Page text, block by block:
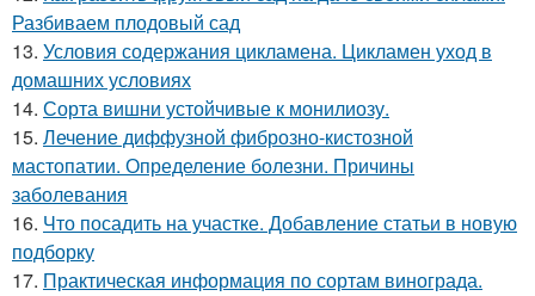
Разбиваем плодовый сад
13. Условия содержания цикламена. Цикламен уход в
домашних условиях
14. Сорта вишни устойчивые к монилиозу.
15. Лечение диффузной фиброзно-кистозной
мастопатии. Определение болезни. Причины
заболевания
16. Что посадить на участке. Добавление статьи в новую
подборку
17. Практическая информация по сортам винограда.